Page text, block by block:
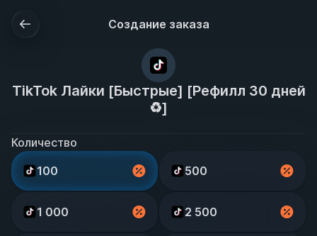
Создание заказа
TikTok Лайки [Быстрые] [Рефилл 30 дней
♻️]
Количество
100
500
1 000 2 500